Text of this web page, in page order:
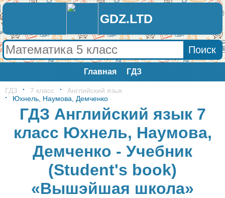
GDZ.LTD
Главная ГДЗ
ГДЗ 7 класс
Английский язык
Юхнель, Наумова, Демченко
ГДЗ Английский язык 7
класс Юхнель, Наумова,
Демченко - Учебник
(Student's book)
«Вышэйшая школа»